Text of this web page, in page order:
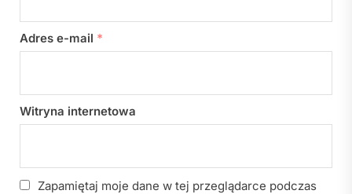
Adres e-mail *
Witryna internetowa
Zapamiętaj moje dane w tej przeglądarce podczas